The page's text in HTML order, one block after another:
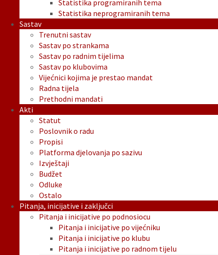
Statistika programiranih tema
Statistika neprogramiranih tema
Sastav
Trenutni sastav
Sastav po strankama
Sastav po radnim tijelima
Sastav po klubovima
Vijećnici kojima je prestao mandat
Radna tijela
Prethodni mandati
Akti
Statut
Poslovnik o radu
Propisi
Platforma djelovanja po sazivu
Izvještaji
Budžet
Odluke
Ostalo
Pitanja, inicijative i zaključci
Pitanja i inicijative po podnosiocu
Pitanja i inicijative po vijećniku
Pitanja i inicijative po klubu
Pitanja i inicijative po radnom tijelu